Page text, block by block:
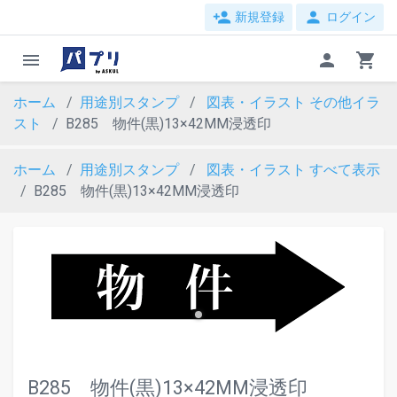
person_add 新規登録 person ログイン
menu person shopping_cart
ホーム 用途別スタンプ 図表・イラスト その他イラ
スト
B285 物件(黒)13×42MM浸透印
ホーム 用途別スタンプ 図表・イラスト すべて表示
B285 物件(黒)13×42MM浸透印
B285 物件(黒)13×42MM浸透印